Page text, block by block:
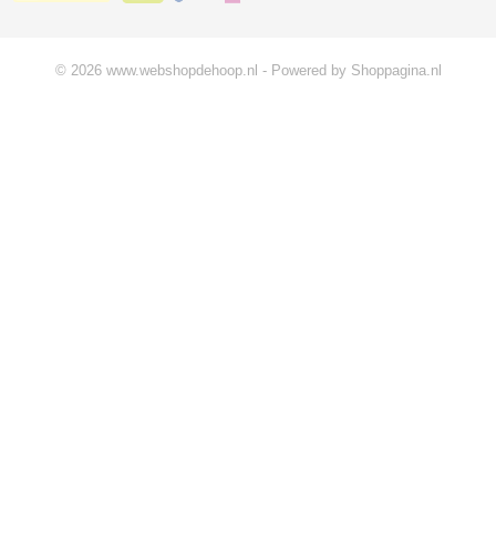
© 2026 www.webshopdehoop.nl - Powered by Shoppagina.nl